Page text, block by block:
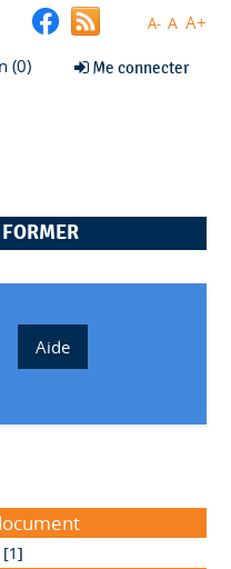
A- A A+
Me connecter
[1]